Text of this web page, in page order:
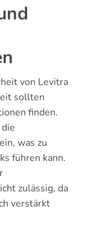
von Levitra
sollten
finden.
was zu
führen kann.
zulässig, da
verstärkt